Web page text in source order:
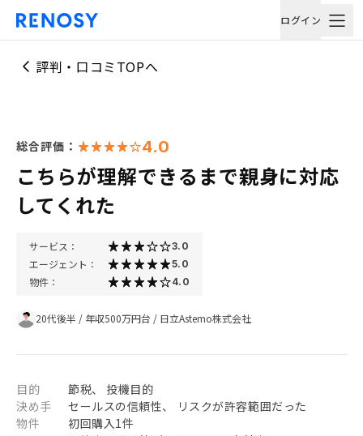
ログイン
評判・口コミTOPへ
総合評価： 4.0
こちらが理解できるまで親身に対応
してくれた
サービス： 3.0
エージェント： 5.0
物件： 4.0
20代後半 / 年収500万円台 / 日立Astemo株式会社
目的
節税、 投機目的
決め手
セールスの信頼性、 リスクが許容範囲だった
物件
初回購入1件